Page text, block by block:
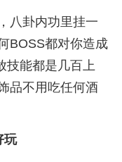
八卦内功里挂一
BOSS都对你造成
技能都是几百上
品不用吃任何酒
玩